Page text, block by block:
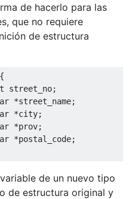
de hacerlo para las
que no requiere
de estructura
{
street_no;
*street_name;
*city;
*prov;
*postal_code;
de un nuevo tipo
de estructura original y